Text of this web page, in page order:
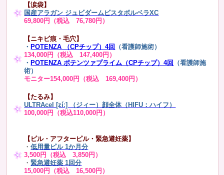
【涙袋】
国産アラガン ジュビダームビスタボルベラXC
69,800円（税込 76,780円）
【ニキビ痕・毛穴】
・ POTENZA （CPチップ）4回
（看護師施術）
134,000円（税込 147,400円）
・ POTENZA ポテンツァプライム（CPチップ）4回
（看護師施
術）
モニター154,000円（税込 169,400円）
【たるみ】
ULTRAcel [zíː] （ジィー）顔全体（HIFU：ハイフ）
100,000円（税込110,000円）
【ピル・アフターピル・緊急避妊薬】
・低用量ピル 1か月分
3,500円（税込 3,850円）
・緊急避妊薬 1回分
15,000円（税込 16,500円）